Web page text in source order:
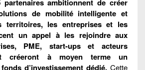
partenaires ambitionnent de créer
de mobilité intelligente et
territoires, les entreprises et les
un appel à les rejoindre aux
PME, start-ups et acteurs
créeront à moyen terme un
d’investissement dédié.Cette